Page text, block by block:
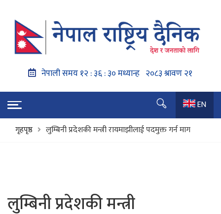
EN
गृहपृष्ठ
लुम्बिनी प्रदेशकी मन्त्री रायमाझीलाई पदमुक्त गर्न माग
लुम्बिनी प्रदेशकी मन्त्री